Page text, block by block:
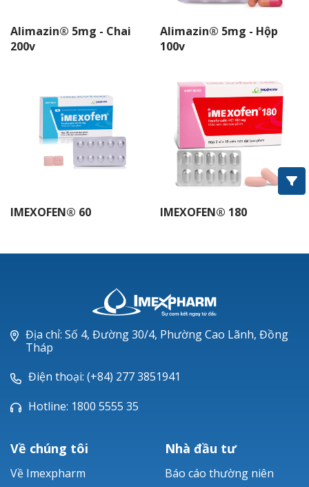
Alimazin® 5mg - Chai
200v
Alimazin® 5mg - Hộp
100v
IMEXOFEN® 60 IMEXOFEN® 180
Địa chỉ: Số 4, Đường 30/4, Phường Cao Lãnh, Đồng
Tháp
Điện thoại: (+84) 277 3851941
Hotline: 1800 5555 35
Về chúng tôi
Về Imexpharm
Nhà đầu tư
Báo cáo thường niên